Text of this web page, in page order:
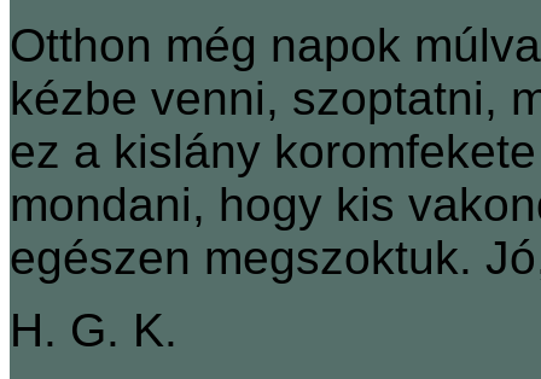
Otthon még napok
kézbe venni, szoptatni,
ez a kislány
mondani, hogy kis
egészen megszoktuk.
H. G. K.